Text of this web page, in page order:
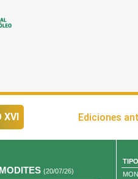
Ediciones
(20/07/26)